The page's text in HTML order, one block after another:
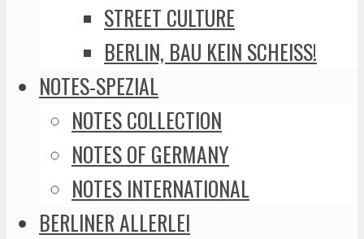
STREET CULTURE
BERLIN, BAU KEIN SCHEISS!
NOTES-SPEZIAL
NOTES COLLECTION
NOTES OF GERMANY
NOTES INTERNATIONAL
BERLINER ALLERLEI